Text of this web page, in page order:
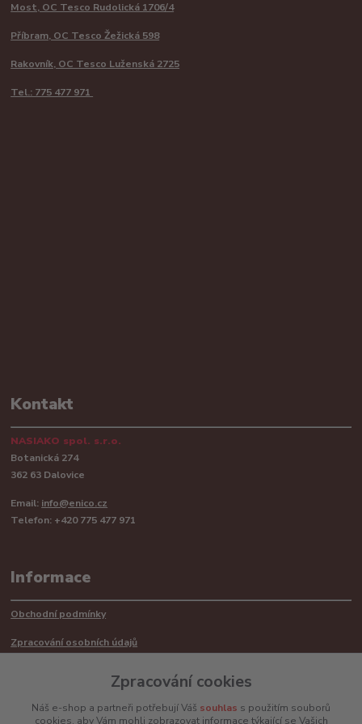
Most, OC Tesco Rudolická 1706/4
Příbram, OC Tesco Žežická 598
Rakovník, OC Tesco Luženská 2725
Tel.: 775 477 971
Kontakt
NASIAKO spol. s.r.o.
Botanická 274
362 63 Dalovice
Email: info@enico.cz
Telefon: +420 775 477 971
Informace
Obchodní podmínky
Zpracování osobních údajů
Zpracování cookies
Náš e-shop a partneři potřebují Váš souhlas s použitím souborů
cookies, aby Vám mohli zobrazovat informace týkající se Vašich